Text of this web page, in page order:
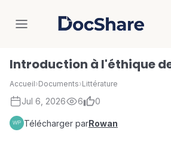
DocShare
Introduction à l'éthique
Accueil›Documents›Littérature
Jul 6, 2026 6 0
Télécharger parRowan